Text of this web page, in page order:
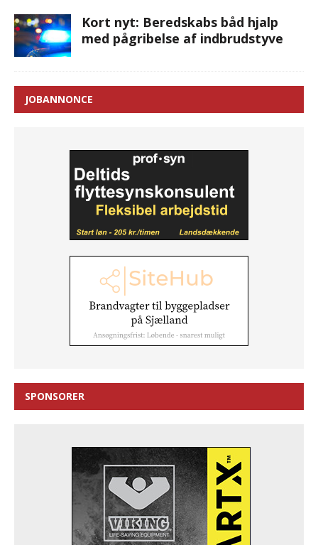
Kort nyt: Beredskabs båd hjalp
med pågribelse af indbrudstyve
JOBANNONCE
SPONSORER